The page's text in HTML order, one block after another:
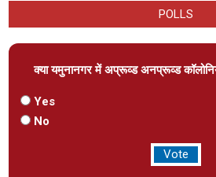
POLLS
क्या यमुनानगर में अप्रूव्ड अनप्रूव्ड
Yes
No